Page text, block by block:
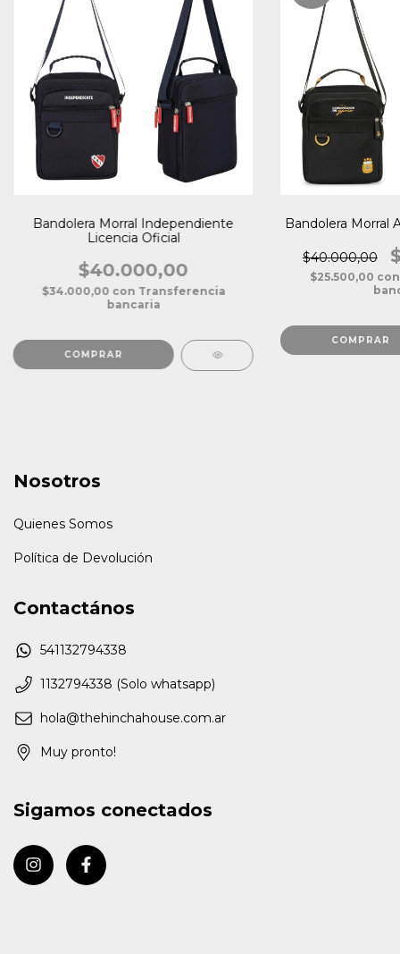
Bandolera Morral Independiente
Licencia Oficial
$40.000,00
$34.000,00 con Transferencia
bancaria
Bandolera Morral
$40.000,00
$25.500,00 con
Nosotros
Quienes Somos
Política de Devolución
Contactános
541132794338
1132794338 (Solo whatsapp)
hola@thehinchahouse.com.ar
Muy pronto!
Sigamos conectados